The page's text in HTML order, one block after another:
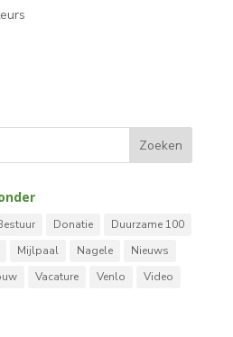
Donatie
Duurzame 100
Mijlpaal Nagele
Nieuws
Vacature Venlo
Video